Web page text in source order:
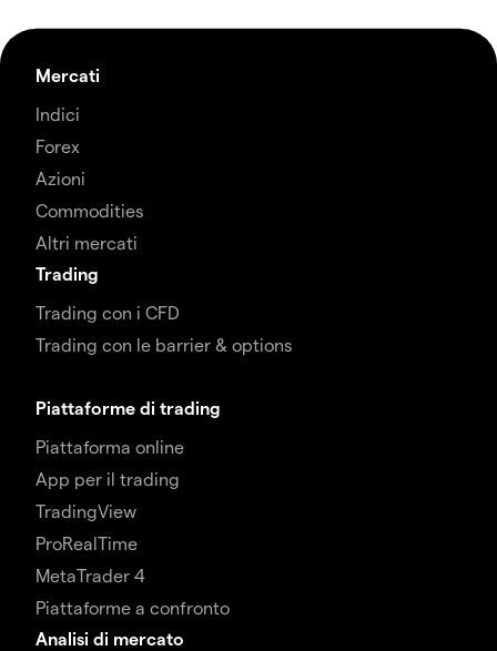
Mercati
Indici
Forex
Azioni
Commodities
Altri mercati
Trading
Trading con i CFD
Trading con le barrier & options
Piattaforme di trading
Piattaforma online
App per il trading
TradingView
ProRealTime
MetaTrader 4
Piattaforme a confronto
Analisi di mercato